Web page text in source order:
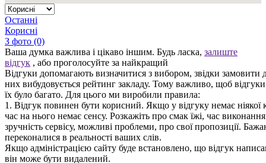
Останні
Корисні
З фото (0)
Ваша думка важлива і цікаво іншим. Будь ласка, залиште
відгук , або проголосуйте за найкращий
Відгуки допомагають визначитися з вибором, звідки замовити
них вибудовується рейтинг закладу. Тому важливо, щоб
їх було багато. Для цього ми виробили правила:
1. Відгук повинен бути корисний. Якщо у відгуку немає ніякої
час на нього немає сенсу. Розкажіть про смак їжі, час
зручність сервісу, можливі проблеми, про свої пропозиції.
переконалися в реальності ваших слів.
Якщо адміністрацією сайту буде встановлено, що відгук
він може бути видалений.